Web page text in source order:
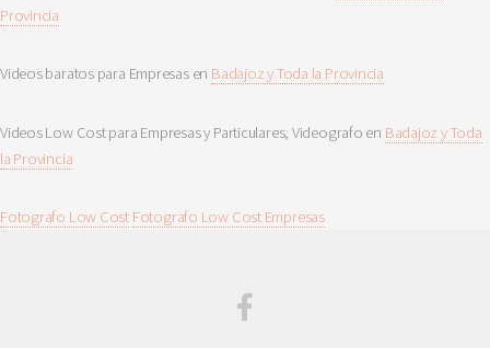
Provincia
Videos baratos para Empresas en Badajoz y Toda la Provincia
Videos Low Cost para Empresas y Particulares, Videografo en Badajoz y Toda
la Provincia
Fotografo Low Cost Fotografo Low Cost Empresas